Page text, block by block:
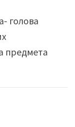
голова
предмета